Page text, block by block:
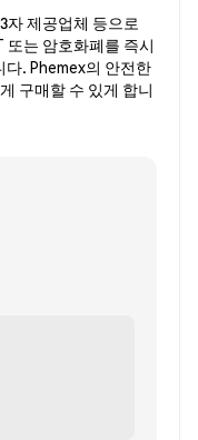
자 제공업체 등으로
또는 암호화폐를 즉시
다. Phemex의 안전한
구매할 수 있게 합니